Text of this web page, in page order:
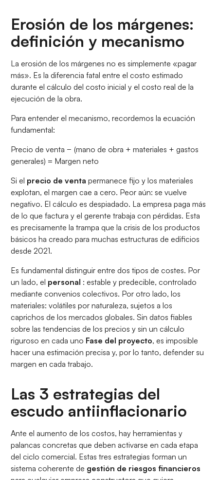
Erosión de los márgenes:
definición y mecanismo
La erosión de los márgenes no es simplemente «pagar
más». Es la diferencia fatal entre el costo estimado
durante el cálculo del costo inicial y el costo real de la
ejecución de la obra.
Para entender el mecanismo, recordemos la ecuación
fundamental:
Precio de venta − (mano de obra + materiales + gastos
generales) = Margen neto
Si el precio de venta permanece fijo y los materiales
explotan, el margen cae a cero. Peor aún: se vuelve
negativo. El cálculo es despiadado. La empresa paga más
de lo que factura y el gerente trabaja con pérdidas. Esta
es precisamente la trampa que la crisis de los productos
básicos ha creado para muchas estructuras de edificios
desde 2021.
Es fundamental distinguir entre dos tipos de costes. Por
un lado, el personal : estable y predecible, controlado
mediante convenios colectivos. Por otro lado, los
materiales: volátiles por naturaleza, sujetos a los
caprichos de los mercados globales. Sin datos fiables
sobre las tendencias de los precios y sin un cálculo
riguroso en cada uno Fase del proyecto, es imposible
hacer una estimación precisa y, por lo tanto, defender su
margen en cada trabajo.
Las 3 estrategias del
escudo antiinflacionario
Ante el aumento de los costos, hay herramientas y
palancas concretas que deben activarse en cada etapa
del ciclo comercial. Estas tres estrategias forman un
sistema coherente de gestión de riesgos financieros